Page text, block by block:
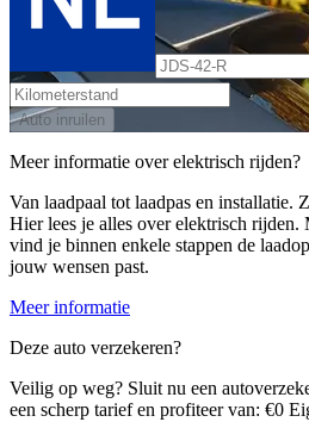
Auto inruilen
Meer informatie over elektrisch rijden?
Van laadpaal tot laadpas en installatie.
Hier lees je alles over elektrisch rijden.
vind je binnen enkele stappen de
jouw wensen past.
Meer informatie
Deze auto verzekeren?
Veilig op weg? Sluit nu een
een scherp tarief en profiteer van: €0